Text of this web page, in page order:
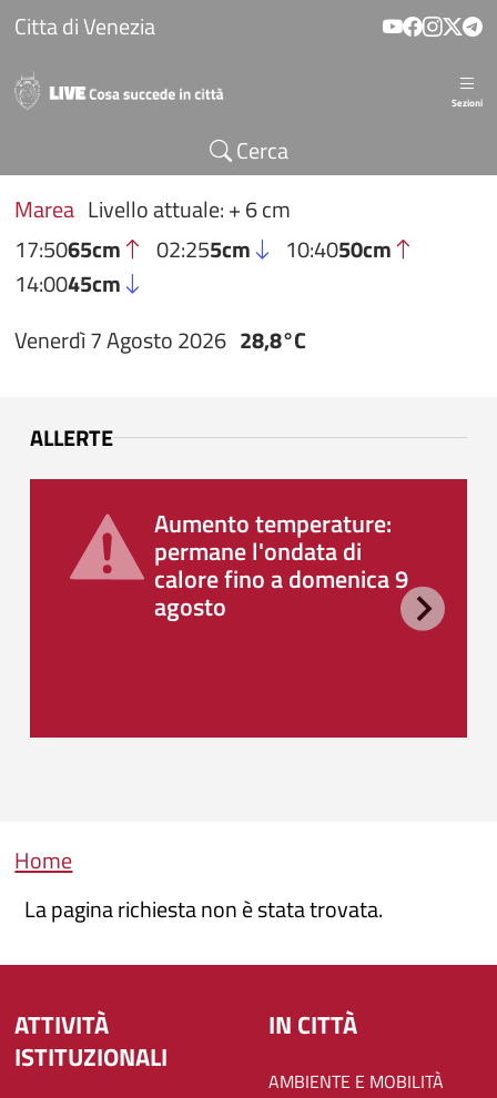
Salta al contenuto principale
Citta di Venezia
Sezioni
Cerca
Marea Livello attuale: + 6 cm
17:5065cm 02:255cm 10:4050cm
14:0045cm
Venerdì 7 Agosto 2026 28,8°C
ALLERTE
Aumento temperature:
permane l'ondata di
calore fino a domenica 9
agosto
Briciole di pane
Home
La pagina richiesta non è stata trovata.
ATTIVITÀ
ISTITUZIONALI
IN CITTÀ
AMBIENTE E MOBILITÀ